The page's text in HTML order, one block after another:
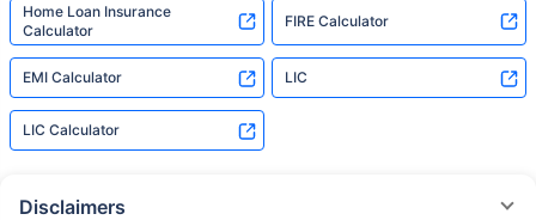
Home Loan Insurance
Calculator
FIRE Calculator
EMI Calculator LIC
LIC Calculator
Disclaimers